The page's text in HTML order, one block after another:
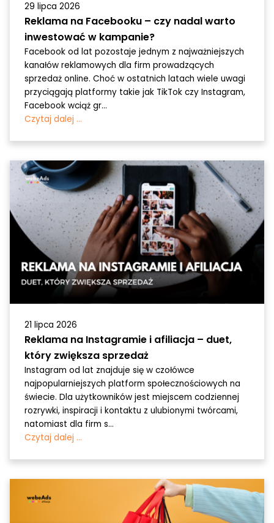
29 lipca 2026
Reklama na Facebooku – czy nadal warto
inwestować w kampanie?
Facebook od lat pozostaje jednym z najważniejszych
kanałów reklamowych dla firm prowadzących
sprzedaż online. Choć w ostatnich latach wiele uwagi
przyciągają platformy takie jak TikTok czy Instagram,
Facebook wciąż gr...
Czytaj dalej ...
21 lipca 2026
Reklama na Instagramie i afiliacja – duet,
który zwiększa sprzedaż
Instagram od lat znajduje się w czołówce
najpopularniejszych platform społecznościowych na
świecie. Dla użytkowników jest miejscem codziennej
rozrywki, inspiracji i kontaktu z ulubionymi twórcami,
natomiast dla firm s...
Czytaj dalej ...